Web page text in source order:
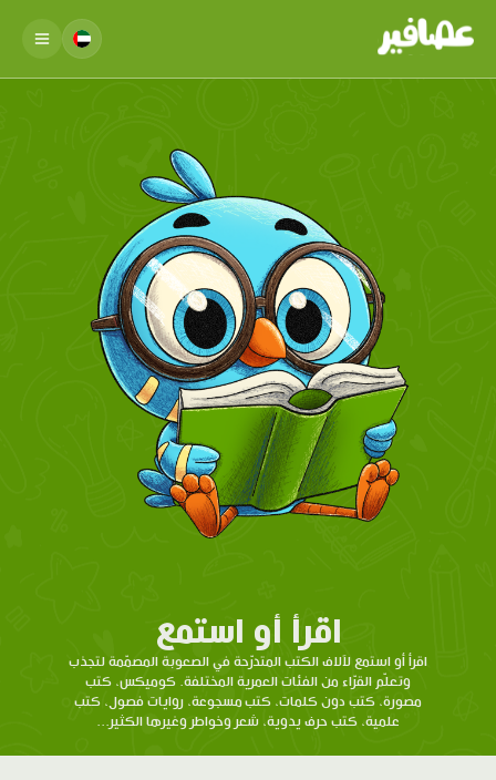
اقرأ أو استمع
اقرأ أو استمع لآلاف الكتب المتدرّحة في الصعوبة المصمّمة لتجذب
وتعلّم القرّاء من الفئات العمرية المختلفة. كوميكس، كتب
مصورة، كتب دون كلمات، كتب مسجوعة، روايات فصول، كتب
علمية، كتب حرف يدوية، شعر وخواطر وغيرها الكثير...